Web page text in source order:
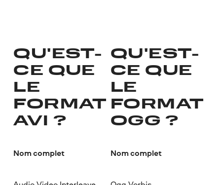
QU'EST-
CE QUE
LE
FORMAT
AVI ?
Nom complet
QU'EST-
CE QUE
LE
FORMAT
OGG ?
Nom complet